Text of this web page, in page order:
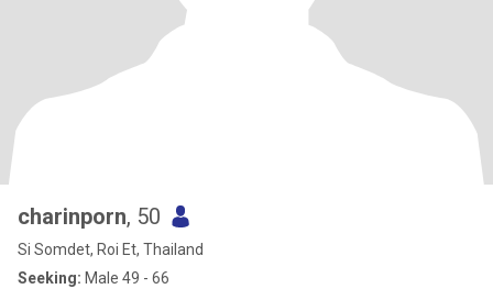
charinporn, 50
Si Somdet, Roi Et, Thailand
Seeking: Male 49 - 66